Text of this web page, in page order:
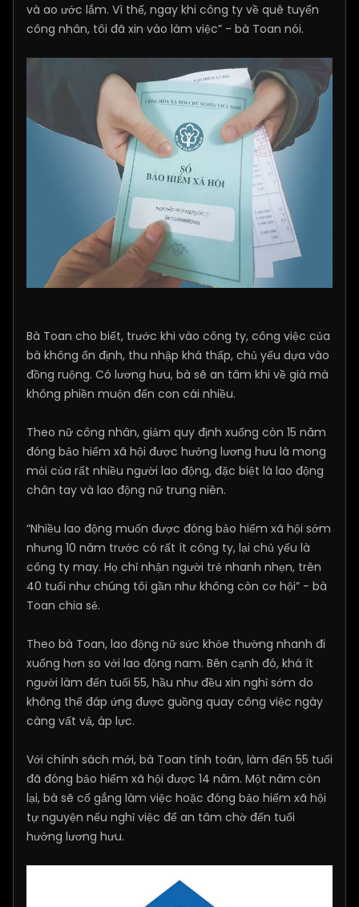
và ao ước lắm. Vì thế, ngay khi công ty về quê tuyển
công nhân, tôi đã xin vào làm việc” - bà Toan nói.
Bà Toan cho biết, trước khi vào công ty, công việc của
bà không ổn định, thu nhập khá thấp, chủ yếu dựa vào
đồng ruộng. Có lương hưu, bà sẽ an tâm khi về già mà
không phiền muộn đến con cái nhiều.
Theo nữ công nhân, giảm quy định xuống còn 15 năm
đóng bảo hiểm xã hội được hưởng lương hưu là mong
mỏi của rất nhiều người lao động, đặc biệt là lao động
chân tay và lao động nữ trung niên.
“Nhiều lao động muốn được đóng bảo hiểm xã hội sớm
nhưng 10 năm trước có rất ít công ty, lại chủ yếu là
công ty may. Họ chỉ nhận người trẻ nhanh nhẹn, trên
40 tuổi như chúng tôi gần như không còn cơ hội” - bà
Toan chia sẻ.
Theo bà Toan, lao động nữ sức khỏe thường nhanh đi
xuống hơn so với lao động nam. Bên cạnh đó, khá ít
người làm đến tuổi 55, hầu như đều xin nghỉ sớm do
không thể đáp ứng được guồng quay công việc ngày
càng vất vả, áp lực.
Với chính sách mới, bà Toan tính toán, làm đến 55 tuổi
đã đóng bảo hiểm xã hội được 14 năm. Một năm còn
lại, bà sẽ cố gắng làm việc hoặc đóng bảo hiểm xã hội
tự nguyện nếu nghỉ việc để an tâm chờ đến tuổi
hưởng lương hưu.